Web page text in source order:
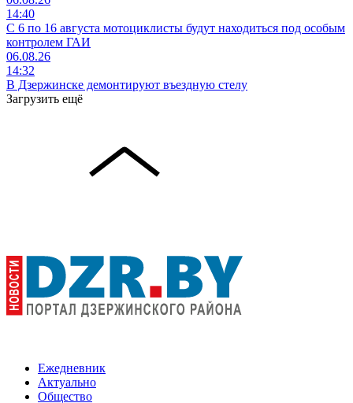
14:40
С 6 по 16 августа мотоциклисты будут находиться под особым
контролем ГАИ
06.08.26
14:32
В Дзержинске демонтируют въездную стелу
Загрузить ещё
Ежедневник
Актуально
Общество